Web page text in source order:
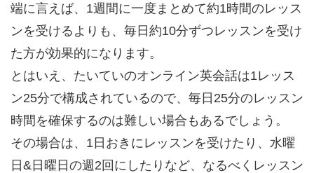
端に言えば、1週間に一度まとめて約1時間のレッス
ンを受けるよりも、毎日約10分ずつレッスンを受け
た方が効果的になります。
とはいえ、たいていのオンライン英会話は1レッス
ン25分で構成されているので、毎日25分のレッスン
時間を確保するのは難しい場合もあるでしょう。
その場合は、1日おきにレッスンを受けたり、水曜
日&日曜日の週2回にしたりなど、なるべくレッスン